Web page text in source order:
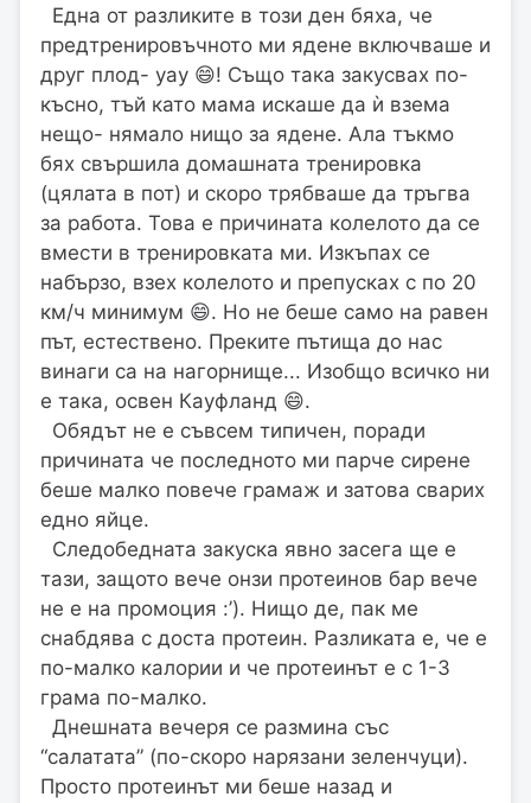
Една от разликите в този ден бяха, че
предтренировъчното ми ядене включваше и
друг плод- уау 😄! Също така закусвах по-
късно, тъй като мама искаше да ѝ взема
нещо- нямало нищо за ядене. Ала тъкмо
бях свършила домашната тренировка
(цялата в пот) и скоро трябваше да тръгва
за работа. Това е причината колелото да се
вмести в тренировката ми. Изкъпах се
набързо, взех колелото и препусках с по 20
км/ч минимум 😄. Но не беше само на равен
път, естествено. Преките пътища до нас
винаги са на нагорнище... Изобщо всичко ни
е така, освен Кауфланд 😄.
Обядът не е съвсем типичен, поради
причината че последното ми парче сирене
беше малко повече грамаж и затова сварих
едно яйце.
Следобедната закуска явно засега ще е
тази, защото вече онзи протеинов бар вече
не е на промоция :’). Нищо де, пак ме
снабдява с доста протеин. Разликата е, че е
по-малко калории и че протеинът е с 1-3
грама по-малко.
Днешната вечеря се размина със
“салатата” (по-скоро нарязани зеленчуци).
Просто протеинът ми беше назад и